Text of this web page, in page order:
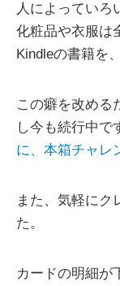
人によっていろ
化粧品や衣服は
Kindleの書籍を
この癖を改める
し今も続行中
に、本箱チャレ
また、気軽にク
た。
カードの明細が